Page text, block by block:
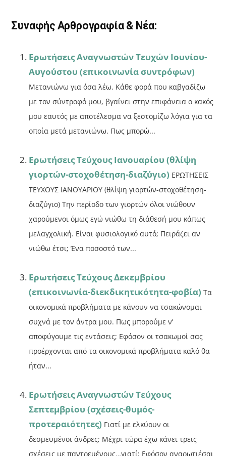
o
k
ίτ
ε
Συναφής Αρθρογραφία & Νέα:
Ερωτήσεις Αναγνωστών Τευχών Ιουνίου-
Αυγούστου (επικοινωνία συντρόφων)
Μετανιώνω για όσα λέω. Κάθε φορά που καβγαδίζω
με τον σύντροφό μου, βγαίνει στην επιφάνεια ο κακός
μου εαυτός με αποτέλεσμα να ξεστομίζω λόγια για τα
οποία μετά μετανιώνω. Πως μπορώ...
Ερωτήσεις Τεύχους Ιανουαρίου (θλίψη
γιορτών-στοχοθέτηση-διαζύγιο) ΕΡΩΤΗΣΕΙΣ
ΤΕΥΧΟΥΣ ΙΑΝΟΥΑΡΙΟΥ (θλίψη γιορτών-στοχοθέτηση-
διαζύγιο) Την περίοδο των γιορτών όλοι νιώθουν
χαρούμενοι όμως εγώ νιώθω τη διάθεσή μου κάπως
μελαγχολική. Είναι φυσιολογικό αυτό; Πειράζει αν
νιώθω έτσι; Ένα ποσοστό των...
Ερωτήσεις Τεύχους Δεκεμβρίου
(επικοινωνία-διεκδικητικότητα-φοβία) Tα
οικονομικά προβλήματα με κάνουν να τσακώνομαι
συχνά με τον άντρα μου. Πως μπορούμε ν’
αποφύγουμε τις εντάσεις; Εφόσον οι τσακωμοί σας
προέρχονται από τα οικονομικά προβλήματα καλό θα
ήταν...
Ερωτήσεις Αναγνωστών Τεύχους
Σεπτεμβρίου (σχέσεις-θυμός-
προτεραιότητες) Γιατί με ελκύουν οι
δεσμευμένοι άνδρες; Μέχρι τώρα έχω κάνει τρεις
σχέσεις με παντρεμένους…γιατί; Εφόσον αναρωτιέσαι